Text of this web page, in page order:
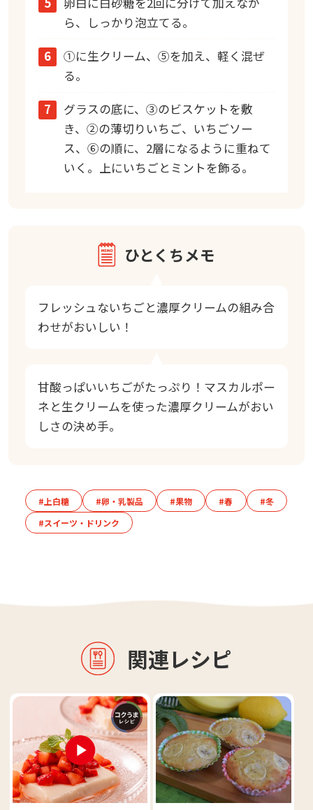
ら、しっかり泡立てる。
6
①に生クリーム、⑤を加え、軽く混ぜ
る。
7
グラスの底に、③のビスケットを敷
き、②の薄切りいちご、いちごソー
ス、⑥の順に、2層になるように重ねて
いく。上にいちごとミントを飾る。
ひとくちメモ
フレッシュないちごと濃厚クリームの組み合
わせがおいしい！
甘酸っぱいいちごがたっぷり！マスカルポー
ネと生クリームを使った濃厚クリームがおい
しさの決め手。
#上白糖 #卵・乳製品 #果物 #春
#冬
#スイーツ・ドリンク
関連レシピ